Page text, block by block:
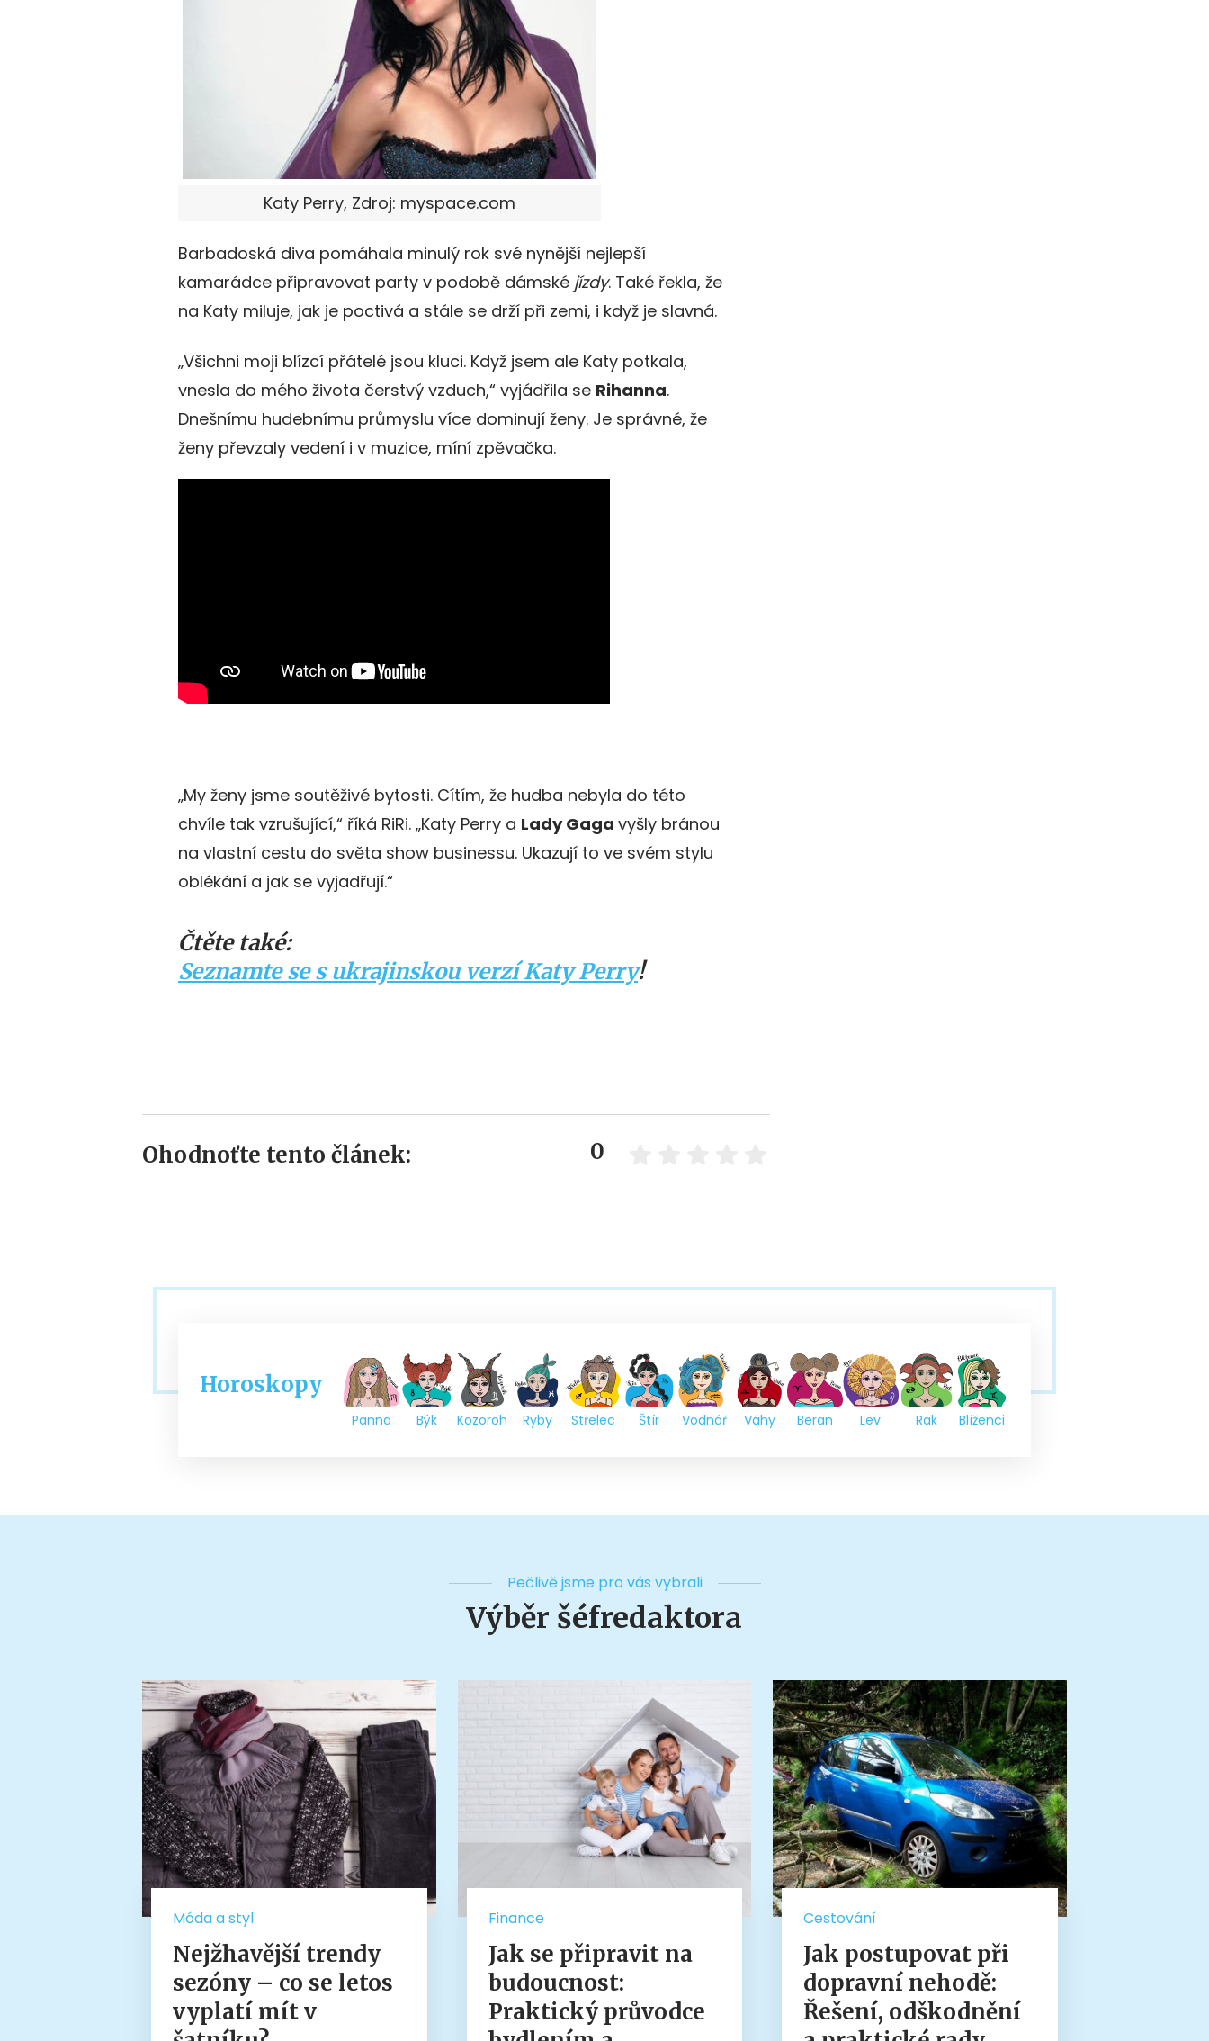
Katy Perry, Zdroj: myspace.com
Barbadoská diva pomáhala minulý rok své nynější nejlepší
kamarádce připravovat party v podobě dámské jízdy. Také řekla, že
na Katy miluje, jak je poctivá a stále se drží při zemi, i když je slavná.
„Všichni moji blízcí přátelé jsou kluci. Když jsem ale Katy potkala,
vnesla do mého života čerstvý vzduch,“ vyjádřila se Rihanna.
Dnešnímu hudebnímu průmyslu více dominují ženy. Je správné, že
ženy převzaly vedení i v muzice, míní zpěvačka.
„My ženy jsme soutěživé bytosti. Cítím, že hudba nebyla do této
chvíle tak vzrušující,“ říká RiRi. „Katy Perry a Lady Gaga vyšly bránou
na vlastní cestu do světa show businessu. Ukazují to ve svém stylu
oblékání a jak se vyjadřují.“
Čtěte také:
Seznamte se s ukrajinskou verzí Katy Perry!
Ohodnoťte tento článek: 0
Horoskopy
Panna Býk Kozoroh Ryby Střelec Štír Vodnář Váhy Beran Lev Rak Blíženci
Pečlivě jsme pro vás vybrali
Výběr šéfredaktora
Móda a styl
Nejžhavější trendy
sezóny – co se letos
vyplatí mít v
Finance
Jak se připravit na
budoucnost:
Praktický průvodce
Cestování
Jak postupovat při
dopravní nehodě:
Řešení, odškodnění